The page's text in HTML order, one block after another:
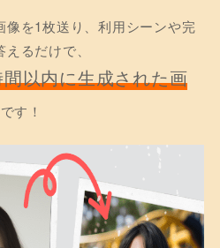
像を1枚送り、利用シーンや完
るだけで、
以内に生成された画
す！